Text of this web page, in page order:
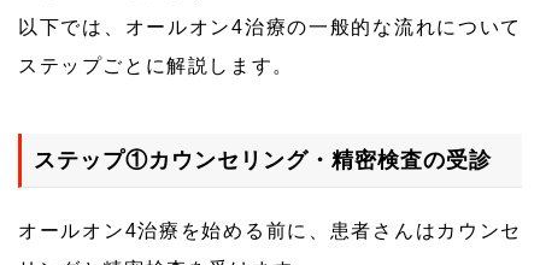
以下では、オールオン4治療の一般的な流れについて
ステップごとに解説します。
ステップ①カウンセリング・精密検査の受診
オールオン4治療を始める前に、患者さんはカウンセ